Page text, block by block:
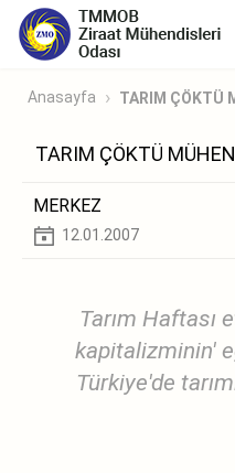
Anasayfa TARIM ÇÖKTÜ
TARIM ÇÖKTÜ
MERKEZ
12.01.2007
Tarım Haftası
kapitalizminin'
Türkiye'de